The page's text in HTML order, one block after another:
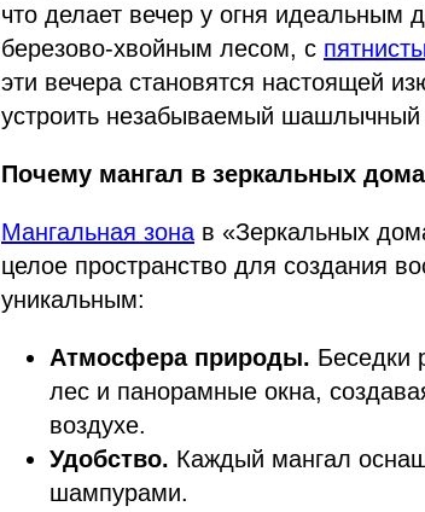
что делает вечер у огня
березово-хвойным лесом, с
эти вечера становятся настоящей
устроить незабываемый шашлычный
Почему мангал в зеркальных
Мангальная зона в «Зеркальных
целое пространство для создания
уникальным:
Атмосфера природы. Беседки
лес и панорамные окна,
воздухе.
Удобство. Каждый мангал
шампурами.